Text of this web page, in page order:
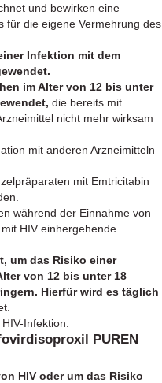
und bewirken eine
für die eigene Vermehrung des
Infektion mit dem
im Alter von 12 bis unter
die bereits mit
nicht mehr wirksam
mit anderen Arzneimitteln
mit Emtricitabin
während der Einnahme von
HIV einhergehende
um das Risiko einer
von 12 bis unter 18
Hierfür wird es täglich
Infektion.
PUREN
HIV oder um das Risiko